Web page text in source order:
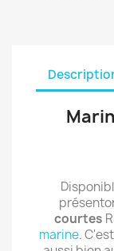
courtes
marine.